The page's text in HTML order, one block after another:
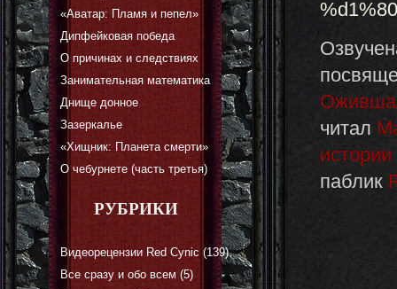
«Аватар: Пламя и пепел»
Дипфейковая победа
О причинах и следствиях
Занимательная математика
Днище донное
Зазеркалье
«Хищник: Планета смерти»
О чебурнете (часть третья)
РУБРИКИ
Видеорецензии Red Cynic (139)
Все сразу и обо всем (5)
читал
паблик